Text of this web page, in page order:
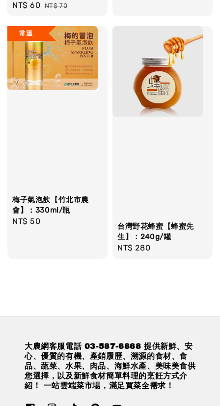
Sale
NT$ 60 Regular
NT$ 70
常溫
梅子氣泡飲【竹北市農
會】：330ml/瓶
Regular
NT$ 50
台灣野花蜂蜜【蜂蜜先
生】：240g/罐
Regular
NT$ 280
大農網客服電話 03-587-6868 提供新鮮、安
心、優質的有機、產銷履歷、溯源的食材、食
品、蔬菜、水果、肉品、海鮮水產、美味美食供
您選擇，以及新鮮食材簡單料理的烹飪方式介
紹！ 一站雲端菜市場，滿足買菜全需求！